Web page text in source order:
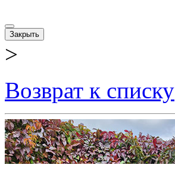
Закрыть
>
Возврат к списку